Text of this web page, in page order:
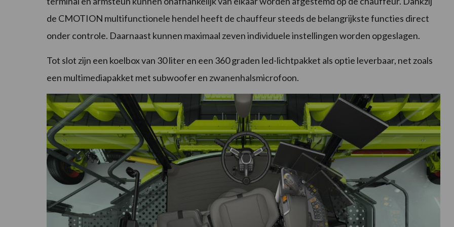
de CMOTION multifunctionele hendel heeft de chauffeur steeds de belangrijkste functies direct
onder controle. Daarnaast kunnen maximaal zeven individuele instellingen worden opgeslagen.
Tot slot zijn een koelbox van 30 liter en een 360 graden led-lichtpakket als optie leverbaar, net zoals
een multimediapakket met subwoofer en zwanenhalsmicrofoon.